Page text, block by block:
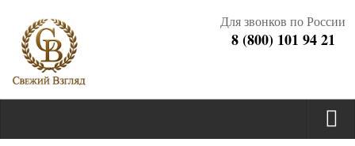
Для звонков по России
8 (800) 101 94 21